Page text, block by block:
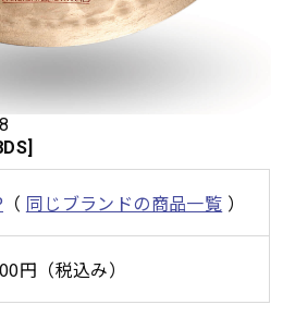
（ 同じブランドの商品一覧 ）
円（税込み）